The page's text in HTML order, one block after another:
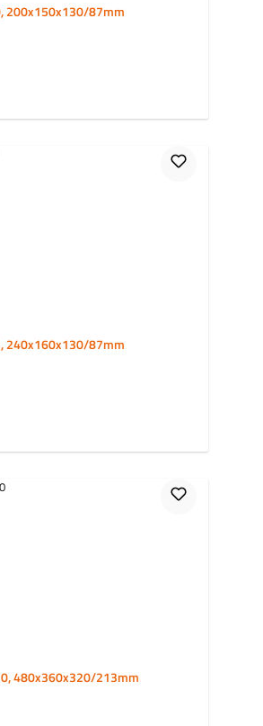
200x150x130/87mm
240x160x130/87mm
Faltkarton G10, 480x360x320/213mm